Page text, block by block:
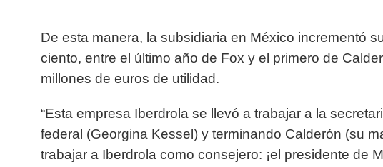
De esta manera, la subsidiaria en México incrementó
ciento, entre el último año de Fox y el primero de
millones de euros de utilidad.
“Esta empresa Iberdrola se llevó a trabajar a la
federal (Georgina Kessel) y terminando Calderón (su
trabajar a Iberdrola como consejero: ¡el presidente de